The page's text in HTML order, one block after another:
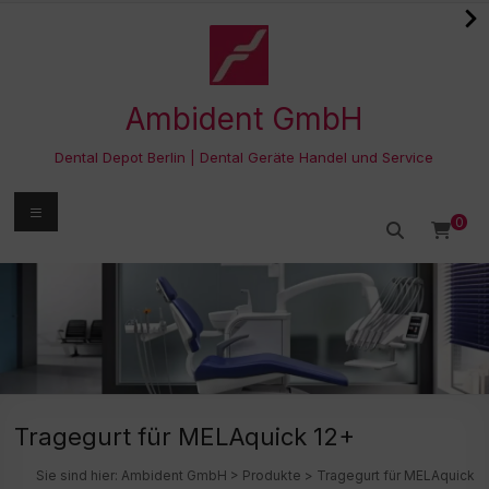
Ambident GmbH
Dental Depot Berlin | Dental Geräte Handel und Service
0
Menü
Tragegurt für MELAquick 12+
Sie sind hier: Ambident GmbH > Produkte > Tragegurt für MELAquick